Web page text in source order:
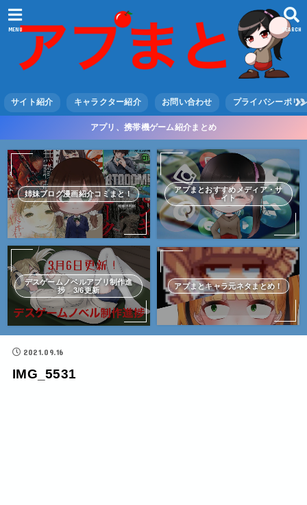
SEARCH
MENU
サイト紹介 キャラクター紹介 お問い合わせ プライバシーポリ
アプリ、携帯機ゲーム紹介まとめ
姉妹ブログ漫画紹介コミまと！
アプまとおすすめメディア・サ
イト
デスゲームノベルアプリ制作進
捗 3/6更新
アプまとキャラ元ネタまとめ！
2021.09.16
IMG_5531